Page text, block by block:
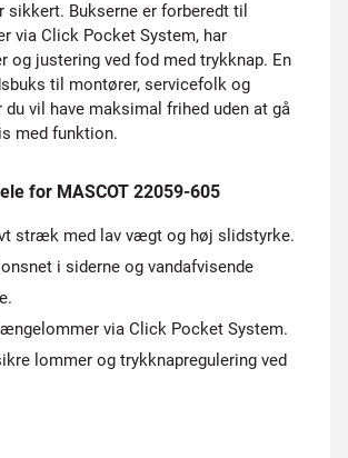
Bukserne er forberedt til
via Click Pocket System, har
og justering ved fod med trykknap. En
til montører, servicefolk og
du vil have maksimal frihed uden at gå
med funktion.
for MASCOT 22059-605
stræk med lav vægt og høj slidstyrke.
i siderne og vandafvisende
via Click Pocket System.
lommer og trykknapregulering ved